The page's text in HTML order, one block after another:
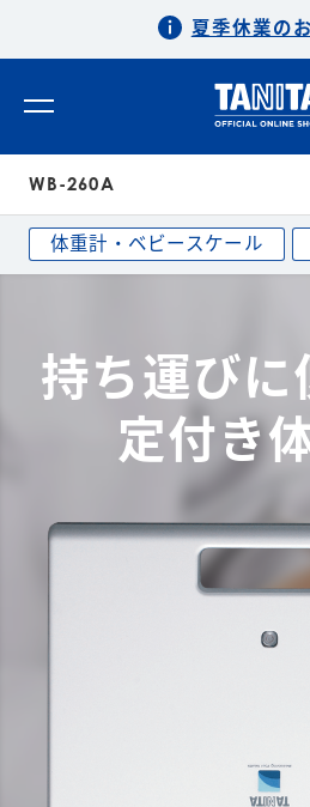
夏季休業の
WB-260A
体重計・ベビースケール
持ち運びに
定付き